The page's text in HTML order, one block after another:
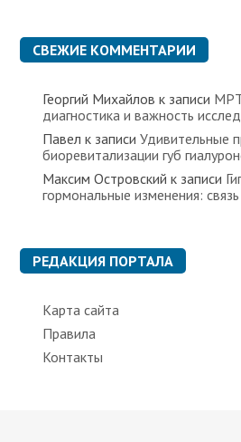
к
и СВЕЖИЕ КОММЕНТАРИИ
Георгий Михайлов к записи
диагностика и важность
Павел к записиУдивительные
биоревитализации губ
Максим Островский к записи
гормональные изменения:
РЕДАКЦИЯ ПОРТАЛА
Карта сайта
Правила
Контакты